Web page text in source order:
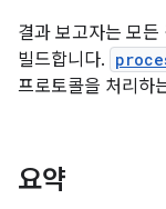
결과 보고자는 모든
빌드합니다.
프로토콜을 처리하
요약